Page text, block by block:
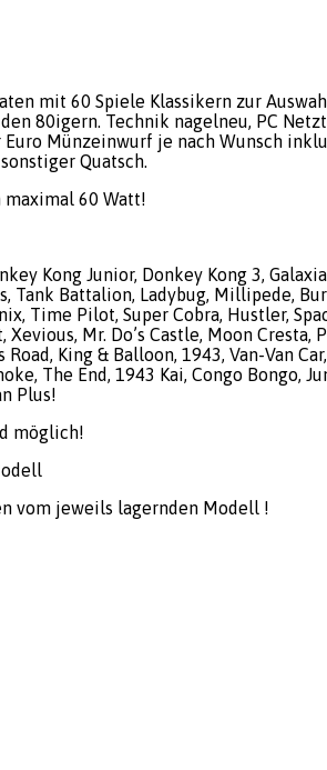
mit 60 Spiele Klassikern zur
80igern. Technik nagelneu, PC
Euro Münzeinwurf je nach Wunsch
Quatsch.
60 Watt!
Kong Junior, Donkey Kong 3,
Tank Battalion, Ladybug, Millipede,
Time Pilot, Super Cobra, Hustler,
Mr. Do’s Castle, Moon Cresta,
Road, King & Balloon, 1943, Van-Van
The End, 1943 Kai, Congo Bongo,
Plus!
möglich!
vom jeweils lagernden Modell !